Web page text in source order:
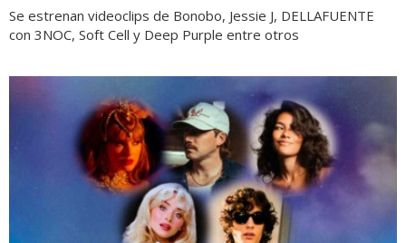
Se estrenan videoclips de Bonobo, Jessie J, DELLAFUENTE
con 3NOC, Soft Cell y Deep Purple entre otros